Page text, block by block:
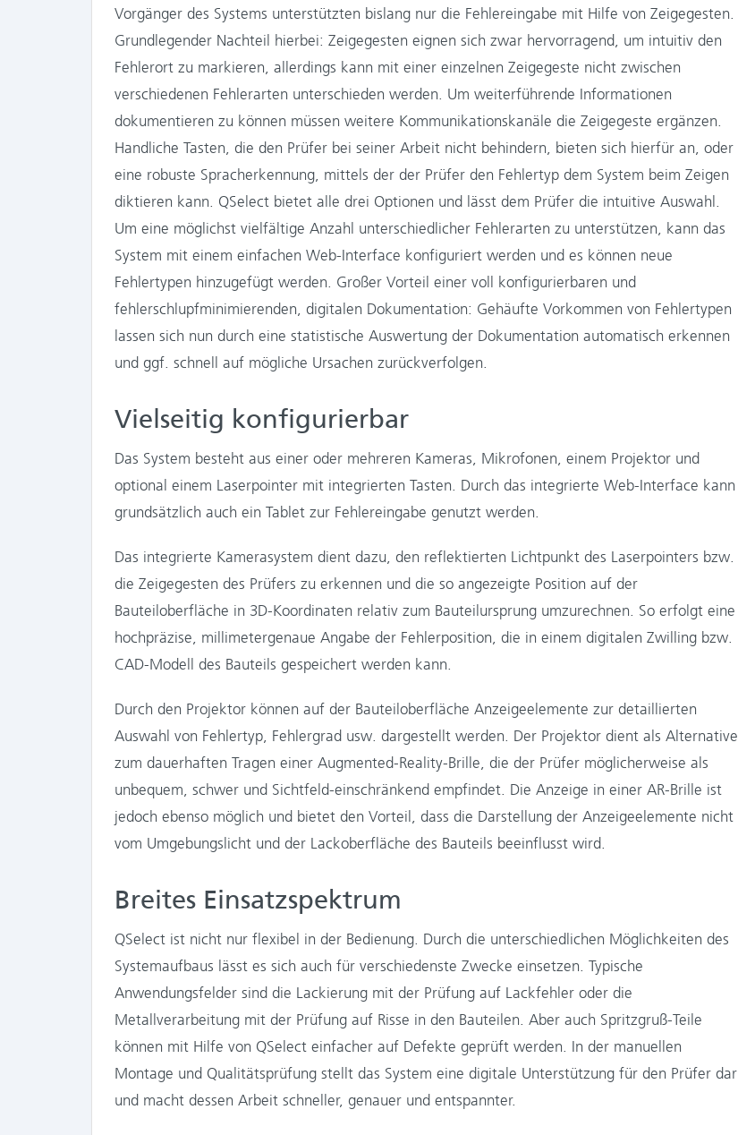
Vorgänger des Systems unterstützten bislang nur die Fehlereingabe mit Hilfe von Zeigegesten.
Grundlegender Nachteil hierbei: Zeigegesten eignen sich zwar hervorragend, um intuitiv den
Fehlerort zu markieren, allerdings kann mit einer einzelnen Zeigegeste nicht zwischen
verschiedenen Fehlerarten unterschieden werden. Um weiterführende Informationen
dokumentieren zu können müssen weitere Kommunikationskanäle die Zeigegeste ergänzen.
Handliche Tasten, die den Prüfer bei seiner Arbeit nicht behindern, bieten sich hierfür an, oder
eine robuste Spracherkennung, mittels der der Prüfer den Fehlertyp dem System beim Zeigen
diktieren kann. QSelect bietet alle drei Optionen und lässt dem Prüfer die intuitive Auswahl.
Um eine möglichst vielfältige Anzahl unterschiedlicher Fehlerarten zu unterstützen, kann das
System mit einem einfachen Web-Interface konfiguriert werden und es können neue
Fehlertypen hinzugefügt werden. Großer Vorteil einer voll konfigurierbaren und
fehlerschlupfminimierenden, digitalen Dokumentation: Gehäufte Vorkommen von Fehlertypen
lassen sich nun durch eine statistische Auswertung der Dokumentation automatisch erkennen
und ggf. schnell auf mögliche Ursachen zurückverfolgen.
Vielseitig konfigurierbar
Das System besteht aus einer oder mehreren Kameras, Mikrofonen, einem Projektor und
optional einem Laserpointer mit integrierten Tasten. Durch das integrierte Web-Interface kann
grundsätzlich auch ein Tablet zur Fehlereingabe genutzt werden.
Das integrierte Kamerasystem dient dazu, den reflektierten Lichtpunkt des Laserpointers bzw.
die Zeigegesten des Prüfers zu erkennen und die so angezeigte Position auf der
Bauteiloberfläche in 3D-Koordinaten relativ zum Bauteilursprung umzurechnen. So erfolgt eine
hochpräzise, millimetergenaue Angabe der Fehlerposition, die in einem digitalen Zwilling bzw.
CAD-Modell des Bauteils gespeichert werden kann.
Durch den Projektor können auf der Bauteiloberfläche Anzeigeelemente zur detaillierten
Auswahl von Fehlertyp, Fehlergrad usw. dargestellt werden. Der Projektor dient als Alternative
zum dauerhaften Tragen einer Augmented-Reality-Brille, die der Prüfer möglicherweise als
unbequem, schwer und Sichtfeld-einschränkend empfindet. Die Anzeige in einer AR-Brille ist
jedoch ebenso möglich und bietet den Vorteil, dass die Darstellung der Anzeigeelemente nicht
vom Umgebungslicht und der Lackoberfläche des Bauteils beeinflusst wird.
Breites Einsatzspektrum
QSelect ist nicht nur flexibel in der Bedienung. Durch die unterschiedlichen Möglichkeiten des
Systemaufbaus lässt es sich auch für verschiedenste Zwecke einsetzen. Typische
Anwendungsfelder sind die Lackierung mit der Prüfung auf Lackfehler oder die
Metallverarbeitung mit der Prüfung auf Risse in den Bauteilen. Aber auch Spritzgruß-Teile
können mit Hilfe von QSelect einfacher auf Defekte geprüft werden. In der manuellen
Montage und Qualitätsprüfung stellt das System eine digitale Unterstützung für den Prüfer dar
und macht dessen Arbeit schneller, genauer und entspannter.